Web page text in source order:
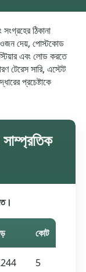
ঠিকানা
ওজন দেয়, পোস্টকোড
এবং লোড করতে
টেরেস সারি, এস্টেট
প্রচেষ্টাকে
কোট
5